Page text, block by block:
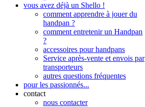
vous avez déjà un Shello !
comment apprendre à jouer du
handpan ?
comment entretenir un Handpan
?
accessoires pour handpans
Service après-vente et envois par
transporteurs
autres questions fréquentes
pour les passionnés...
contact
nous contacter